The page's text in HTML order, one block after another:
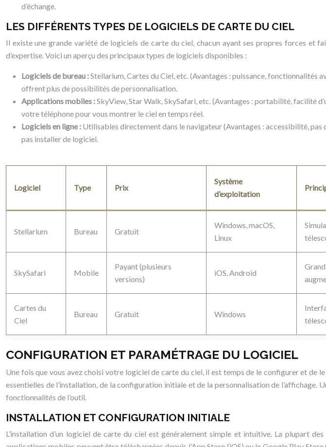
d’échange.
LES DIFFÉRENTS TYPES DE LOGICIELS DE CARTE DU CIEL
Il existe une grande variété de logiciels de carte du ciel, chacun ayant ses propres forces et
d’expertise. Voici un aperçu des principaux types de logiciels disponibles :
Logiciels de bureau :Stellarium, Cartes du Ciel, etc. (Avantages : puissance, fonctionnalités
offrent plus de possibilités de personnalisation.
Applications mobiles :SkyView, Star Walk, SkySafari, etc. (Avantages : portabilité, facilité
votre téléphone pour vous montrer le ciel en temps réel.
Logiciels en ligne : Utilisables directement dans le navigateur (Avantages : accessibilité,
pas installer de logiciel.
Logiciel Type Prix
Système
d’exploitation
Stellarium Bureau Gratuit
Windows, macOS,
Linux
SkySafari Mobile
Payant (plusieurs
versions)
iOS, Android
Cartes du
Ciel
Bureau Gratuit Windows
CONFIGURATION ET PARAMÉTRAGE DU LOGICIEL
Une fois que vous avez choisi votre logiciel de carte du ciel, il est temps de le configurer et de
essentielles de l’installation, de la configuration initiale et de la personnalisation de
fonctionnalités de l’outil.
INSTALLATION ET CONFIGURATION INITIALE
L’installation d’un logiciel de carte du ciel est généralement simple et intuitive. La plupart